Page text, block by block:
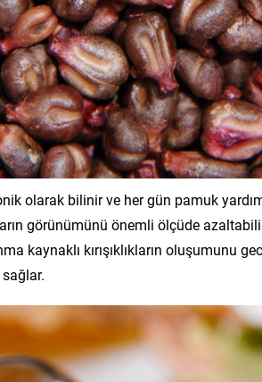
olarak bilinir ve her gün pamuk
görünümünü önemli ölçüde
kaynaklı kırışıklıkların oluşumunu